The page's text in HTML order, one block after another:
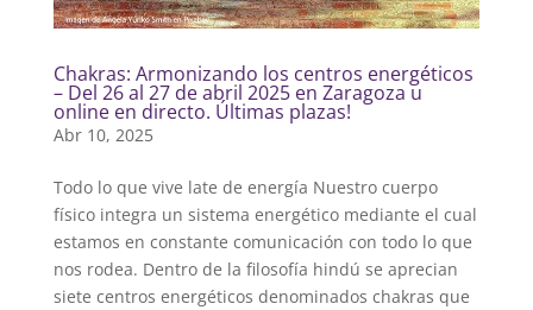
Chakras: Armonizando los centros energéticos
– Del 26 al 27 de abril 2025 en Zaragoza u
online en directo. Últimas plazas!
Abr 10, 2025
Todo lo que vive late de energía Nuestro cuerpo
físico integra un sistema energético mediante el cual
estamos en constante comunicación con todo lo que
nos rodea. Dentro de la filosofía hindú se aprecian
siete centros energéticos denominados chakras que